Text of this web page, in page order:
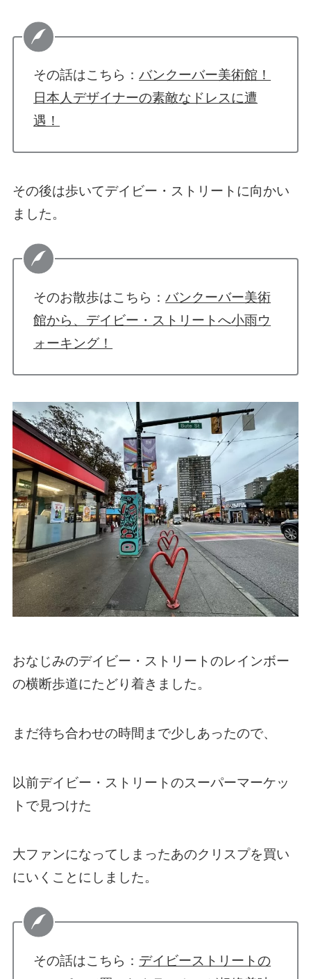
その話はこちら：バンクーバー美術館！
日本人デザイナーの素敵なドレスに遭
遇！
その後は歩いてデイビー・ストリートに向かい
ました。
そのお散歩はこちら：バンクーバー美術
館から、デイビー・ストリートへ小雨ウ
ォーキング！
おなじみのデイビー・ストリートのレインボー
の横断歩道にたどり着きました。
まだ待ち合わせの時間まで少しあったので、
以前デイビー・ストリートのスーパーマーケッ
トで見つけた
大ファンになってしまったあのクリスプを買い
にいくことにしました。
その話はこちら： デイビーストリートの